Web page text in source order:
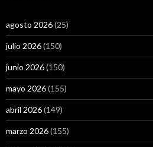
agosto 2026(25)
julio 2026(150)
junio 2026(150)
mayo 2026(155)
abril 2026(149)
marzo 2026(155)